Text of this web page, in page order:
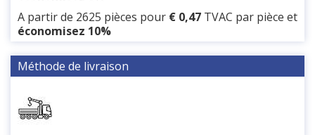
A partir de 2625 pièces pour € 0,47 TVAC par pièce et
économisez 10%
Méthode de livraison